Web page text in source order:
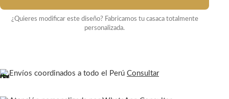
¿Quieres modificar este diseño? Fabricamos tu casaca totalmente
personalizada.
Envíos coordinados a todo el Perú Consultar